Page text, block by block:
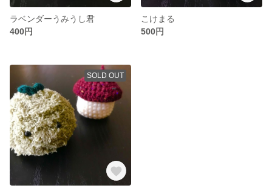
ラベンダーうみうし君
400円
こけまる
500円
SOLD OUT